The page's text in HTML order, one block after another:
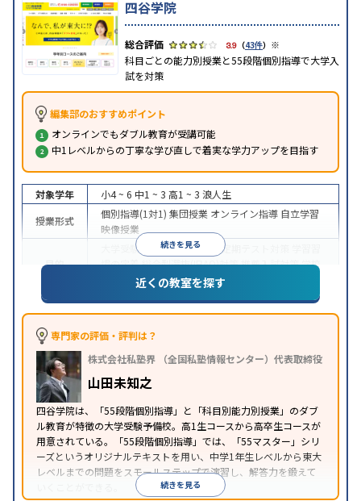
四谷学院
3.9 （43件） ※
科目ごとの能力別授業と55段階個別指導で大学入
試を対策
編集部のおすすめポイント
オンラインでもダブル教育が受講可能
中1レベルからの丁寧な学び直しで着実な学力アップを目指す
続きを見る
対象学年 小4 ~ 6 中1 ~ 3 高1 ~ 3 浪人生
授業形式
個別指導(1対1) 集団授業 オンライン指導 自立学習
映像授業
目的
大学受験 医学部受験 授業・定期テスト対策
慣の定着総合型選抜(旧AO)対策推薦入試対策学校
別特化対策 科目別特化対策
特徴
授業の振替可能1科目から受講可能
※2024年6月調査。大学受験塾・予備校のアンケート調査方法を参照
近くの教室を探す
専門家の評価・評判は？
株式会社私塾界 （全国私塾情報センター）代表取締役
山田未知之
四谷学院は、「55段階個別指導」と「科目別能力別授業」のダブ
ル教育が特徴の大学受験予備校。高1生コースから高卒生コースが
用意されている。「55段階個別指導」では、「55マスター」シリ
ーズというオリジナルテキストを用い、中学1年生レベルから東大
レベルまでの問題をスモールステップで演習し、解答力を鍛えて
続きを見る